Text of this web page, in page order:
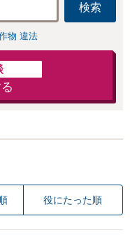
検索
物 違法
役にたった順